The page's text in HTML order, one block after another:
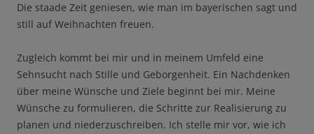
Die staade Zeit geniesen, wie man im bayerischen sagt und
still auf Weihnachten freuen.
Zugleich kommt bei mir und in meinem Umfeld eine
Sehnsucht nach Stille und Geborgenheit. Ein Nachdenken
über meine Wünsche und Ziele beginnt bei mir. Meine
Wünsche zu formulieren, die Schritte zur Realisierung zu
planen und niederzuschreiben. Ich stelle mir vor, wie ich